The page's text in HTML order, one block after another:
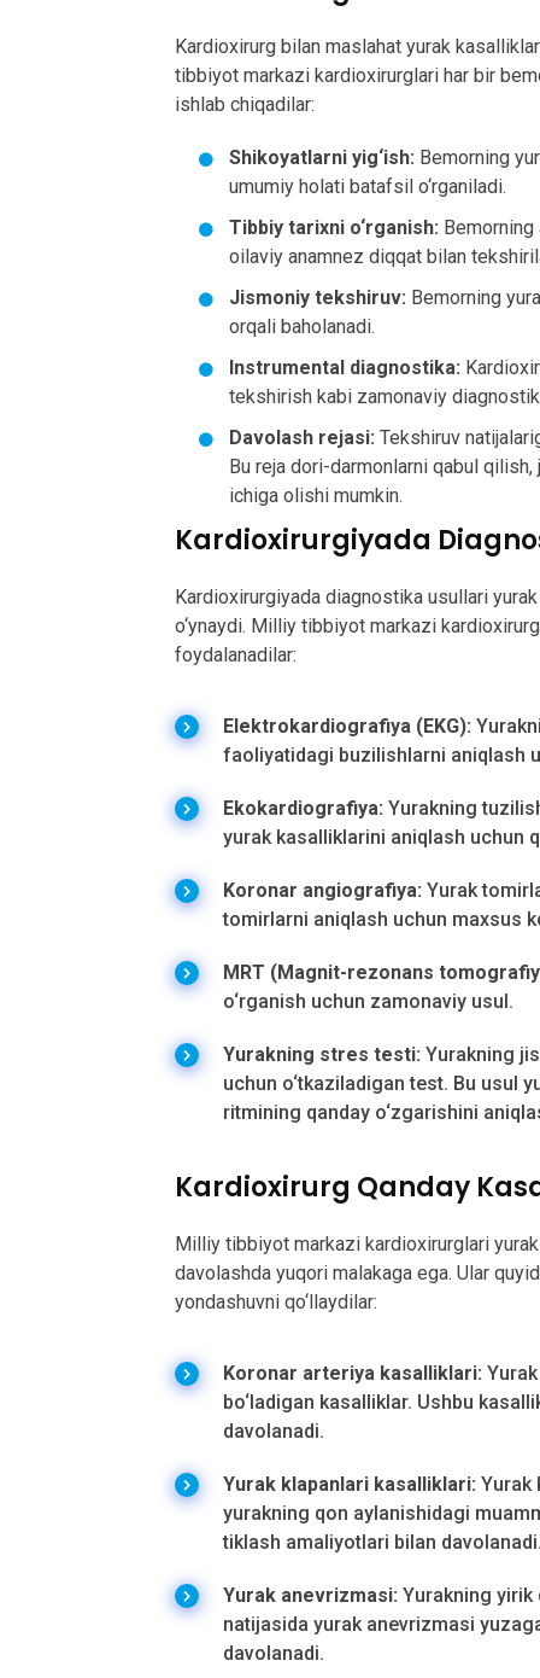
Kardioxirurg bilan maslahat yurak
tibbiyot markazi kardioxirurglari har bir
ishlab chiqadilar:
Shikoyatlarni yig‘ish: Bemorning
umumiy holati batafsil o‘rganiladi.
Tibbiy tarixni o‘rganish:
oilaviy anamnez diqqat bilan
Jismoniy tekshiruv: Bemorning
orqali baholanadi.
Instrumental diagnostika:
tekshirish kabi zamonaviy
Davolash rejasi: Tekshiruv
Bu reja dori-darmonlarni qabul
ichiga olishi mumkin.
Kardioxirurgiyada
Kardioxirurgiyada diagnostika usullari
o‘ynaydi. Milliy tibbiyot markazi
foydalanadilar:
Elektrokardiografiya (EKG):
faoliyatidagi buzilishlarni aniqlash
Ekokardiografiya: Yurakning
yurak kasalliklarini aniqlash uchun
Koronar angiografiya: Yurak
tomirlarni aniqlash uchun maxsus
MRT (Magnit-rezonans
o‘rganish uchun zamonaviy usul.
Yurakning stres testi: Yurakning
uchun o‘tkaziladigan test. Bu usul
ritmining qanday o‘zgarishini
Kardioxirurg Qanday
Milliy tibbiyot markazi kardioxirurglari
davolashda yuqori malakaga ega. Ular
yondashuvni qo‘llaydilar:
Koronar arteriya kasalliklari:
bo‘ladigan kasalliklar. Ushbu
davolanadi.
Yurak klapanlari kasalliklari: Yurak
yurakning qon aylanishidagi
tiklash amaliyotlari bilan
Yurak anevrizmasi: Yurakning yirik
natijasida yurak anevrizmasi
davolanadi.